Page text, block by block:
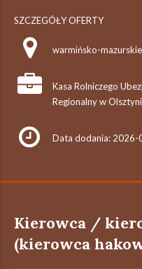
SZCZEGÓŁY OFERTY
warmińsko-
Kasa Rolniczego
Regionalny w
Data dodania: 2026-
Kierowca /
(kierowca